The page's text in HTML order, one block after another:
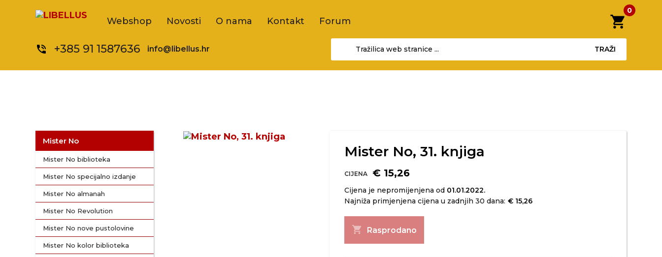
Webshop Novosti O nama Kontakt Forum shopping_cart
0
phone_in_talk +385 91 1587636 info@libellus.hr TRAŽI
Mister No
Mister No biblioteka
Mister No specijalno izdanje
Mister No almanah
Mister No Revolution
Mister No nove pustolovine
Mister No kolor biblioteka
Mister No, 31. knjiga
CIJENA € 15,26
Cijena je nepromijenjena od 01.01.2022.
Najniža primjenjena cijena u zadnjih 30 dana: € 15,26
shopping_cart Rasprodano